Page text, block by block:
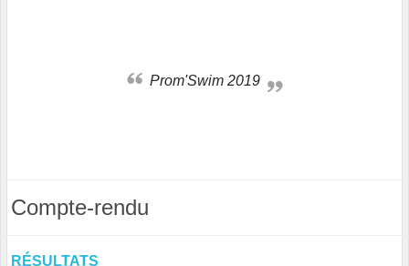
Prom'Swim 2019
Compte-rendu
RÉSULTATS